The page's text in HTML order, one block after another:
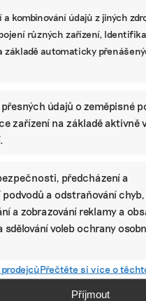
a kombinování údajů z jiných
různých zařízení,
základě automaticky
údajů o zeměpisné
zařízení na základě aktivně
předcházení a
a odstraňování chyb,
a zobrazování reklamy a
sdělování voleb ochrany
prodejcůPřečtěte si více o
Příjmout
ZLEPŠÍ SVĚT